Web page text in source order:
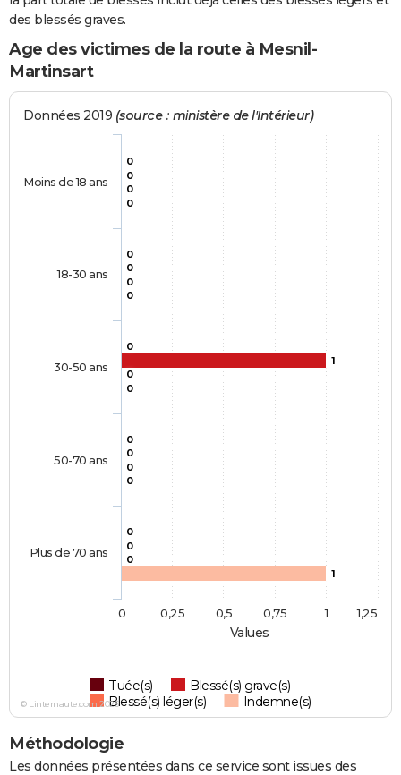
des blessés graves.
Age des victimes de la route à Mesnil-
Martinsart
Values
Données 2019 (source : ministère de l'Intérieur)
0
0
0
0
0
0
0
1
0
0
0
0
0
0
0
0
0
0
0
1
Tuée(s)
Blessé(s) grave(s)
Blessé(s) léger(s)
Indemne(s)
Moins de 18 ans
18-30 ans
30-50 ans
50-70 ans
Plus de 70 ans
0 1
0,25 0,5 0,75 1,25
© Linternaute.com 2026
Méthodologie
Les données présentées dans ce service sont issues des